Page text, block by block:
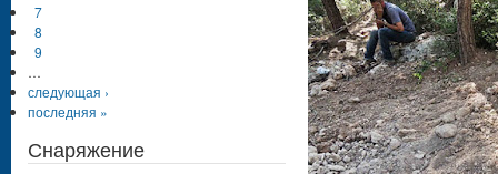
7
8
9
…
следующая ›
последняя »
Снаряжение